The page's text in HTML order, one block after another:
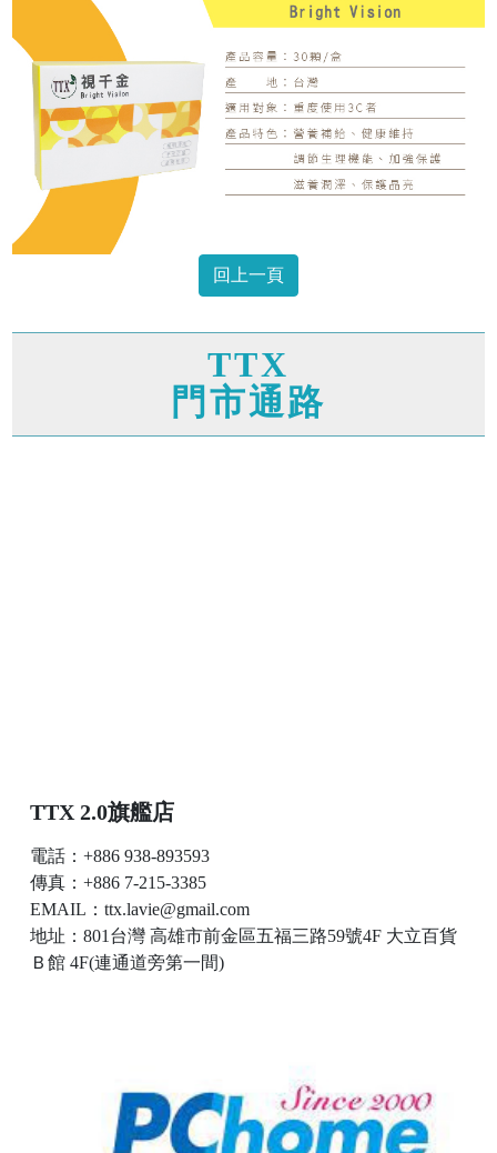
回上一頁
TTX
門市通路
TTX 2.0旗艦店
電話：+886 938-893593
傳真：+886 7-215-3385
EMAIL：ttx.lavie@gmail.com
地址：801台灣 高雄市前金區五福三路59號4F 大立百貨
Ｂ館 4F(連通道旁第一間)